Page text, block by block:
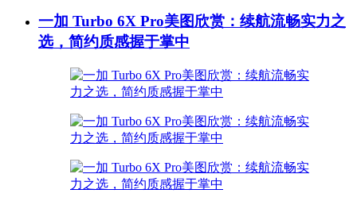
一加 Turbo 6X Pro美图欣赏：续航流畅实力之
选，简约质感握于掌中